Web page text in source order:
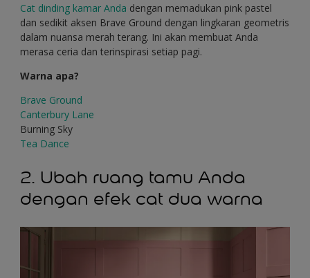
Cat dinding kamar Anda dengan memadukan pink pastel
dan sedikit aksen Brave Ground dengan lingkaran geometris
dalam nuansa merah terang. Ini akan membuat Anda
merasa ceria dan terinspirasi setiap pagi.
Warna apa?
Brave Ground
Canterbury Lane
Burning Sky
Tea Dance
2. Ubah ruang tamu Anda
dengan efek cat dua warna